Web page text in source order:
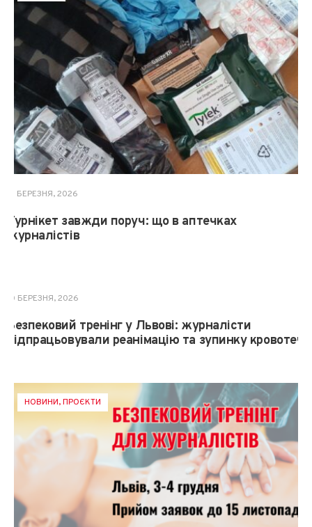
13 БЕРЕЗНЯ, 2026
Турнікет завжди поруч: що в аптечках
журналістів
НОВИНИ
10 БЕРЕЗНЯ, 2026
Безпековий тренінг у Львові: журналісти
відпрацьовували реанімацію та зупинку кровотеч
НОВИНИ,ПРОЄКТИ